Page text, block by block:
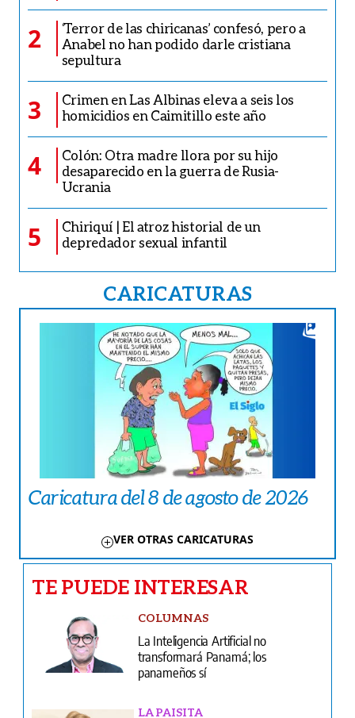
2
‘Terror de las chiricanas’ confesó, pero a
Anabel no han podido darle cristiana
sepultura
3
Crimen en Las Albinas eleva a seis los
homicidios en Caimitillo este año
4
Colón: Otra madre llora por su hijo
desaparecido en la guerra de Rusia-
Ucrania
5
Chiriquí | El atroz historial de un
depredador sexual infantil
CARICATURAS
Caricatura del 8 de agosto de 2026
VER OTRAS CARICATURAS
TE PUEDE INTERESAR
COLUMNAS
La Inteligencia Artificial no
transformará Panamá; los
panameños sí
LA PAISITA